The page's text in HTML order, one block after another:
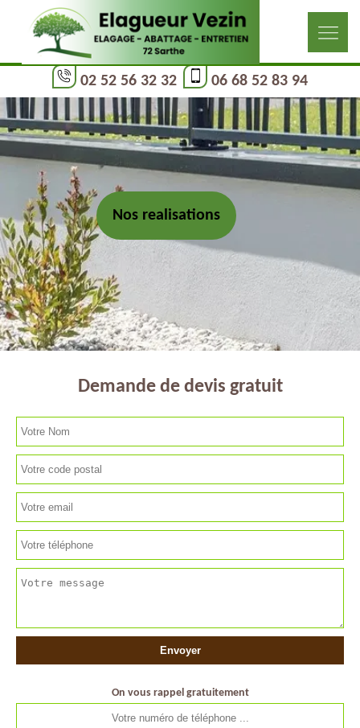
02 52 56 32 32 06 68 52 83 94
Nos realisations
Demande de devis gratuit
On vous rappel gratuitement